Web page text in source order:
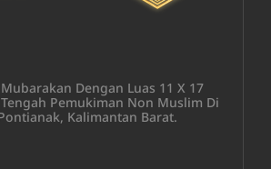
Dengan Luas 11 X 17
Pemukiman Non Muslim Di
Kalimantan Barat.